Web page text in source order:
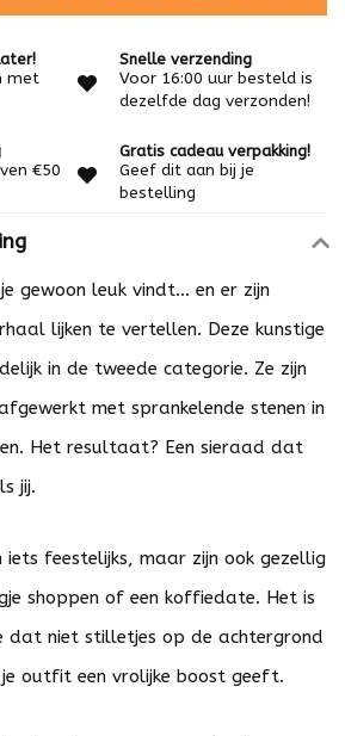
met
Snelle verzending
Voor 16:00 uur besteld is
dezelfde dag verzonden!
€50
Gratis cadeau verpakking!
Geef dit aan bij je
bestelling
gewoon leuk vindt… en er zijn
lijken te vertellen. Deze kunstige
in de tweede categorie. Ze zijn
met sprankelende stenen in
Het resultaat? Een sieraad dat
jij.
iets feestelijks, maar zijn ook gezellig
shoppen of een koffiedate. Het is
dat niet stilletjes op de achtergrond
outfit een vrolijke boost geeft.